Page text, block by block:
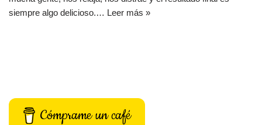
siempre algo delicioso.… Leer más »
Cómprame un café